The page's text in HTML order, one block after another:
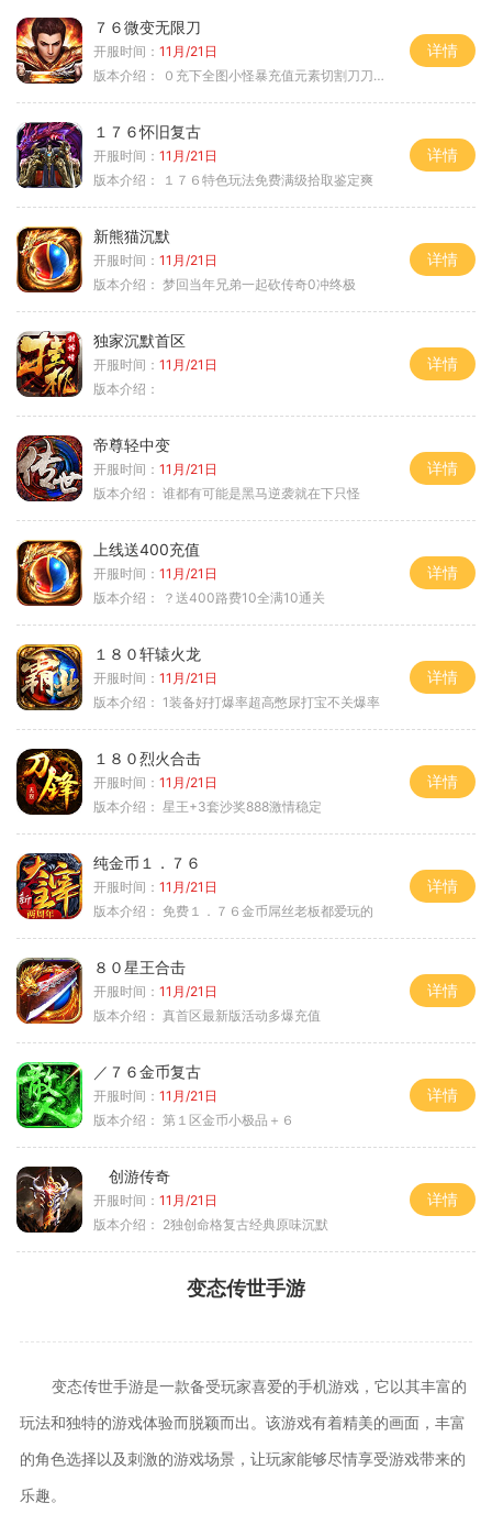
７６微变无限刀
开服时间： 11月/21日
版本介绍：
０充下全图小怪暴充值元素切割刀刀极品
详情
１７６怀旧复古
开服时间： 11月/21日
版本介绍：
１７６特色玩法免费满级拾取鉴定爽
详情
新熊猫沉默
开服时间： 11月/21日
版本介绍： 梦回当年兄弟一起砍传奇0冲终极
详情
独家沉默首区
开服时间： 11月/21日
版本介绍：
详情
帝尊轻中变
开服时间： 11月/21日
版本介绍： 谁都有可能是黑马逆袭就在下只怪
详情
上线送400充值
开服时间： 11月/21日
版本介绍：
？送400路费10全满10通关
详情
１８０轩辕火龙
开服时间： 11月/21日
版本介绍： 1装备好打爆率超高憋尿打宝不关爆率
详情
１８０烈火合击
开服时间： 11月/21日
版本介绍： 星王+3套沙奖888激情稳定
详情
纯金币１．７６
开服时间： 11月/21日
版本介绍： 免费１．７６金币屌丝老板都爱玩的
详情
８０星王合击
开服时间： 11月/21日
版本介绍： 真首区最新版活动多爆充值
详情
／７６金币复古
开服时间： 11月/21日
版本介绍： 第１区金币小极品＋６
详情
创游传奇
开服时间： 11月/21日
版本介绍： 2独创命格复古经典原味沉默
详情
变态传世手游
变态传世手游是一款备受玩家喜爱的手机游戏，它以其丰富的
玩法和独特的游戏体验而脱颖而出。该游戏有着精美的画面，丰富
的角色选择以及刺激的游戏场景，让玩家能够尽情享受游戏带来的
乐趣。